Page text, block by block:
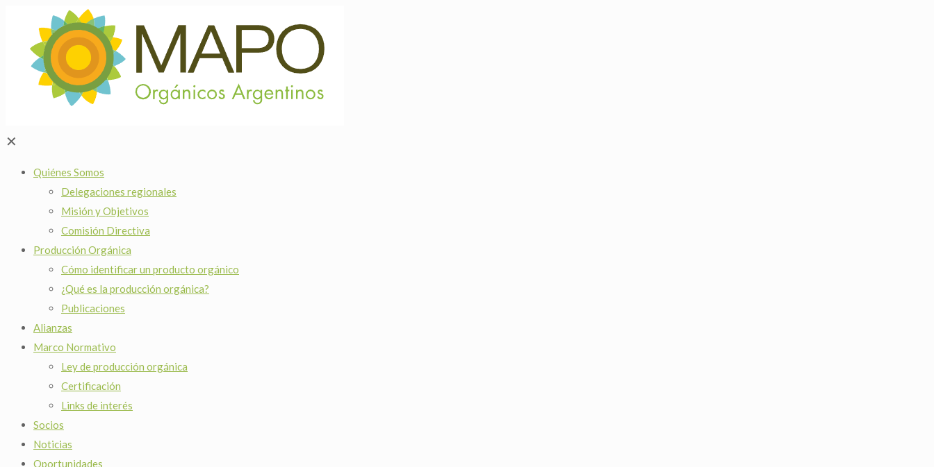
✕
Quiénes Somos
Delegaciones regionales
Misión y Objetivos
Comisión Directiva
Producción Orgánica
Cómo identificar un producto orgánico
¿Qué es la producción orgánica?
Publicaciones
Alianzas
Marco Normativo
Ley de producción orgánica
Certificación
Links de interés
Socios
Noticias
Oportunidades